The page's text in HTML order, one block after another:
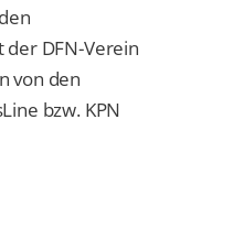
DFN-Verein
von den
bzw. KPN